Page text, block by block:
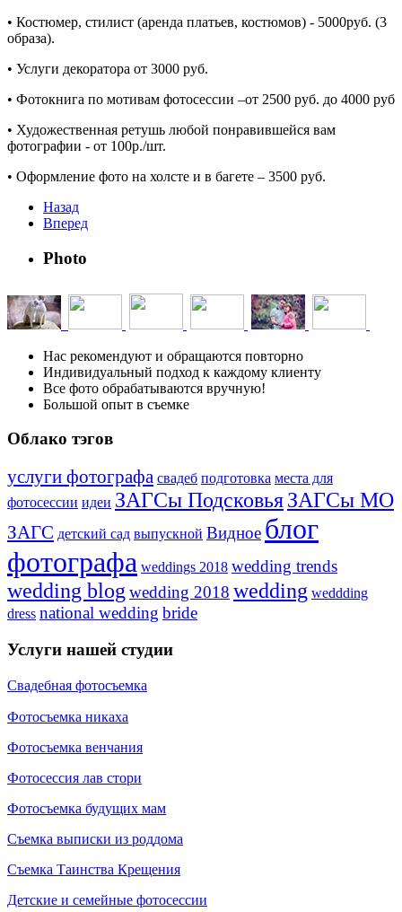
• Костюмер, стилист (аренда платьев, костюмов) - 5000руб. (3
образа).
• Услуги декоратора от 3000 руб.
• Фотокнига по мотивам фотосессии –от 2500 руб. до 4000 руб
• Художественная ретушь любой понравившейся вам
фотографии - от 100р./шт.
• Оформление фото на холсте и в багете – 3500 руб.
Назад
Вперед
Photo
Нас рекомендуют и обращаются повторно
Индивидуальный подход к каждому клиенту
Все фото обрабатываются вручную!
Большой опыт в съемке
Облако тэгов
услуги фотографа свадеб подготовка места для
фотосессии идеи ЗАГСы ПодсковьяЗАГСы МО
ЗАГС детский сад выпускной Видное блог
фотографа weddings 2018 wedding trends
wedding blog wedding 2018 wedding weddding
dress national wedding bride
Услуги нашей студии
Свадебная фотосъемка
Фотосъемка никаха
Фотосъемка венчания
Фотосессия лав стори
Фотосъемка будущих мам
Съемка выписки из роддома
Съемка Таинства Крещения
Детские и семейные фотосессии